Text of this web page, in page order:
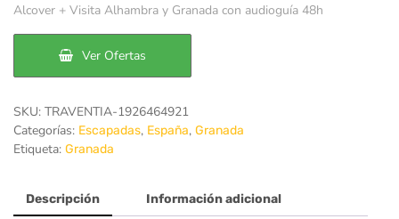
era:
58€.
es:
42€.
Alcover + Visita Alhambra y Granada con audioguía 48h
Ver Ofertas
SKU: TRAVENTIA-1926464921
Categorías: Escapadas, España, Granada
Etiqueta: Granada
Descripción Información adicional